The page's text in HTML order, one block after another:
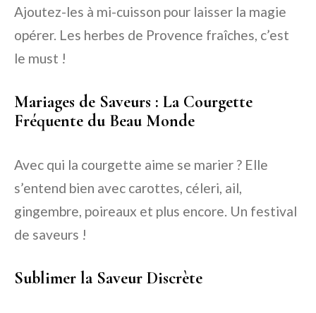
Ajoutez-les à mi-cuisson pour laisser la magie
opérer. Les herbes de Provence fraîches, c’est
le must !
Mariages de Saveurs : La Courgette
Fréquente du Beau Monde
Avec qui la courgette aime se marier ? Elle
s’entend bien avec carottes, céleri, ail,
gingembre, poireaux et plus encore. Un festival
de saveurs !
Sublimer la Saveur Discrète